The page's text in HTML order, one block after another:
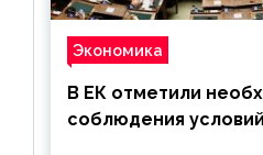
Экономика
В ЕК отметили
соблюдения